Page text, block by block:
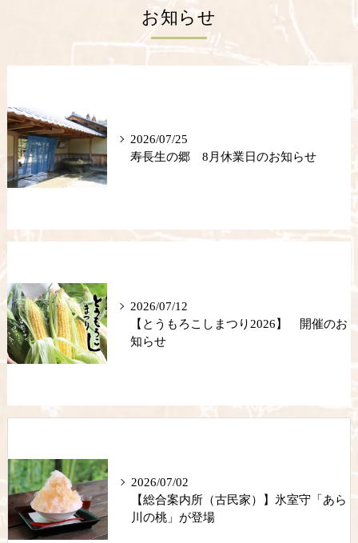
お知らせ
2026/07/25
寿長生の郷 8月休業日のお知らせ
2026/07/12
【とうもろこしまつり2026】 開催のお
知らせ
2026/07/02
【総合案内所（古民家）】氷室守「あら
川の桃」が登場